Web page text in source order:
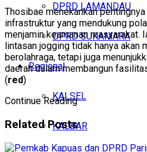
DPRD LAMANDAU
DPRD SUKAMARA
Regional
KALSEL
KALBAR
Thosibae menekankan
infrastruktur yang mendukung
menjamin keamanan masyarakat.
lintasan jogging tidak hanya akan
berolahraga, tetapi juga
daerah dalam membangun
(red)
Continue Reading
RelatedPosts